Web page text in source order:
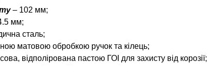
– 102 мм;
мм;
сталь;
матовою обробкою ручок та кілець;
відполірована пастою ГОІ для захисту від корозії;